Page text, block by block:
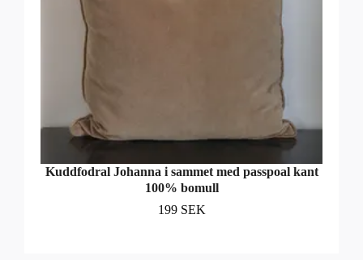
Kuddfodral Johanna i sammet med passpoal kant
100% bomull
199 SEK